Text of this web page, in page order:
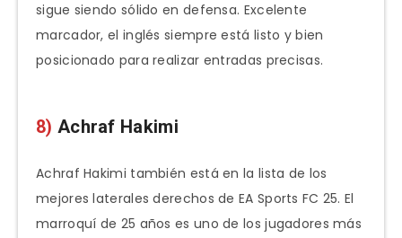
sigue siendo sólido en defensa. Excelente
marcador, el inglés siempre está listo y bien
posicionado para realizar entradas precisas.
8) Achraf Hakimi
Achraf Hakimi también está en la lista de los
mejores laterales derechos de EA Sports FC 25. El
marroquí de 25 años es uno de los jugadores más